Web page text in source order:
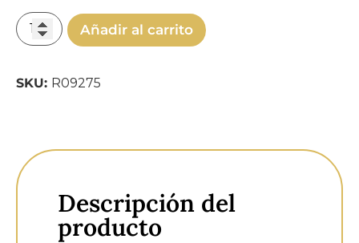
Añadir al carrito
SKU: R09275
Descripción del
producto